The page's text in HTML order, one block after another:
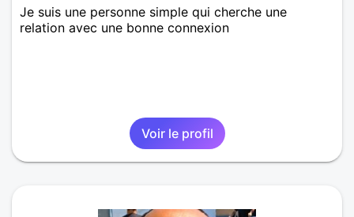
Je suis une personne simple qui cherche une
relation avec une bonne connexion
Voir le profil